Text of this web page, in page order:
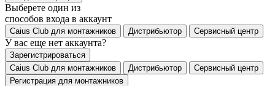
Выберете один из
способов входа в аккаунт
Caius Club для монтажников Дистрибьютор Сервисный центр
У вас еще нет аккаунта?
Зарегистрироваться
Caius Club для монтажников
Дистрибьютор
Сервисный центр
Регистрация для монтажников